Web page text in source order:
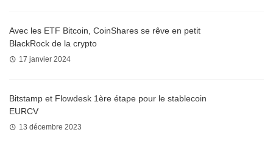
Avec les ETF Bitcoin, CoinShares se rêve en petit
BlackRock de la crypto
17 janvier 2024
Bitstamp et Flowdesk 1ère étape pour le stablecoin
EURCV
13 décembre 2023